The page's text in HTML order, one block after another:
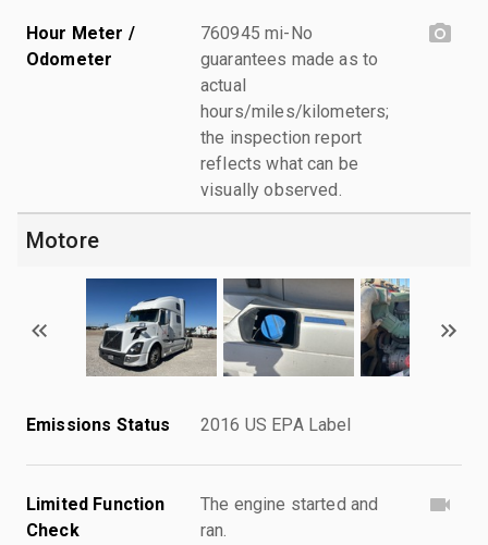
Hour Meter /
Odometer
760945 mi-No
guarantees made as to
actual
hours/miles/kilometers;
the inspection report
reflects what can be
visually observed.
Motore
Emissions Status 2016 US EPA Label
Limited Function
Check
The engine started and
ran.